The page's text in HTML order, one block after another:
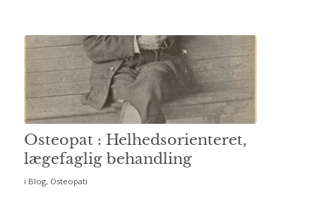
Osteopat : Helhedsorienteret,
lægefaglig behandling
i Blog, Osteopati